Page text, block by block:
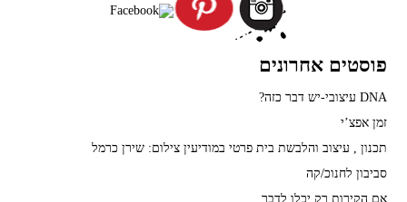
פוסטים אחרונים
DNA עיצובי-יש דבר כזה?
זמן אפצ’י
תכנון , עיצוב והלבשת בית פרטי במודיעין צילום: שירן כרמל
סביבון לחנוכ/קה
אם הקירות רק יכלו לדבר